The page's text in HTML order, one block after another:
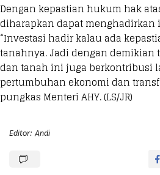
Dengan kepastian hukum hak
diharapkan dapat menghadirkan
“Investasi hadir kalau ada
tanahnya. Jadi dengan demikian
dan tanah ini juga berkontribusi
pertumbuhan ekonomi dan
pungkas Menteri AHY. (LS/JR)
Editor: Andi